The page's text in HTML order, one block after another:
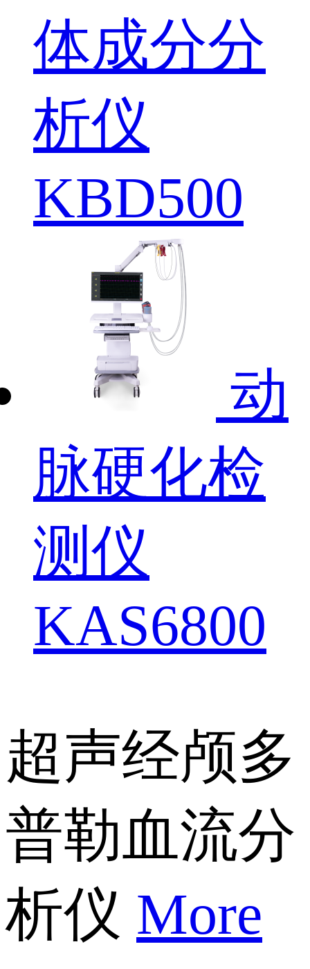
体成分分
析仪
KBD500
动
脉硬化检
测仪
KAS6800
超声经颅多
普勒血流分
析仪 More